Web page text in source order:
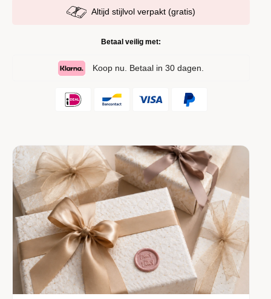
Altijd stijlvol verpakt (gratis)
Betaal veilig met:
Koop nu. Betaal in 30 dagen.